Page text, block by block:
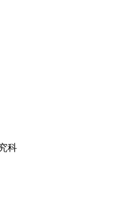
科